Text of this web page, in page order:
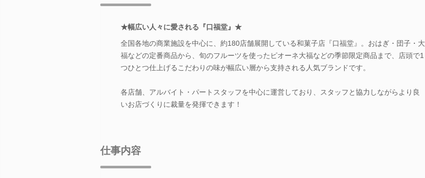
★幅広い人々に愛される『口福堂』★
全国各地の商業施設を中心に、約180店舗展開している和菓子店『口福堂』。おはぎ・団子・大
福などの定番商品から、旬のフルーツを使ったピオーネ大福などの季節限定商品まで、店頭で1
つひとつ仕上げるこだわりの味が幅広い層から支持される人気ブランドです。
各店舗、アルバイト・パートスタッフを中心に運営しており、スタッフと協力しながらより良
いお店づくりに裁量を発揮できます！
仕事内容